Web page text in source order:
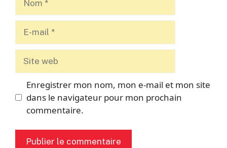
Enregistrer mon nom, mon e-mail et mon site
dans le navigateur pour mon prochain
commentaire.